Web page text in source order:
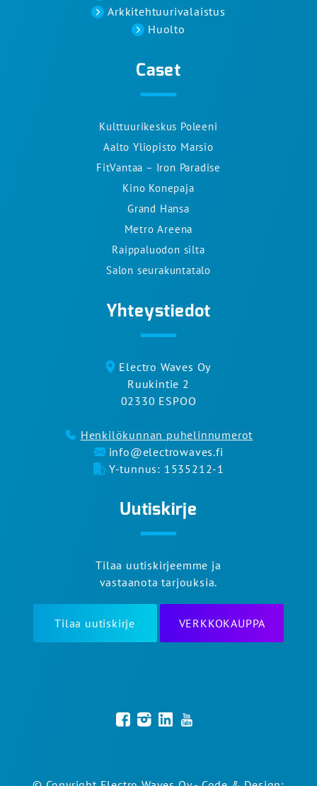
Arkkitehtuurivalaistus
Huolto
Caset
Kulttuurikeskus Poleeni
Aalto Yliopisto Marsio
FitVantaa – Iron Paradise
Kino Konepaja
Grand Hansa
Metro Areena
Raippaluodon silta
Salon seurakuntatalo
Yhteystiedot
Electro Waves Oy
Ruukintie 2
02330 ESPOO
Henkilökunnan puhelinnumerot
info@electrowaves.fi
Y-tunnus: 1535212-1
Uutiskirje
Tilaa uutiskirjeemme ja
vastaanota tarjouksia.
Tilaa uutiskirje VERKKOKAUPPA